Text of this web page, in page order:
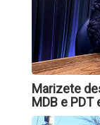
Marizete
MDB e PDT